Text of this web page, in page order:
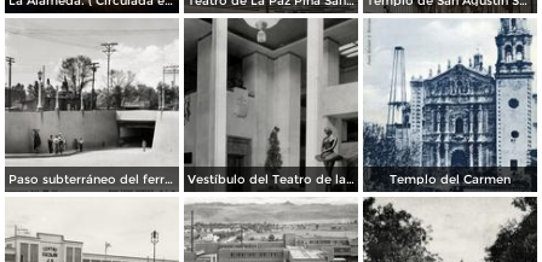
Paso subterráneo del ferrocarril Vestíbulo del Teatro de la Paz Templo del Carmen